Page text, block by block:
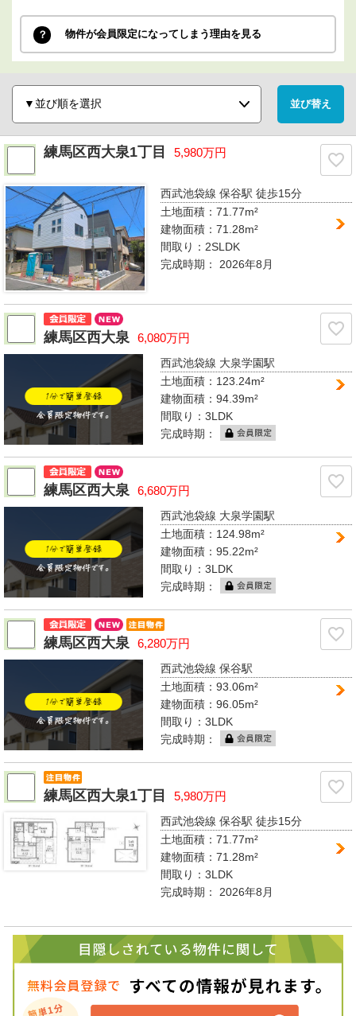
物件が会員限定になってしまう理由を見る
練馬区西大泉1丁目 5,980万円
西武池袋線 保谷駅徒歩15分
土地面積：71.77m²
建物面積：71.28m²
間取り： 2SLDK
完成時期： 2026年8月
練馬区西大泉 6,080万円
西武池袋線 大泉学園駅
土地面積：123.24m²
建物面積：94.39m²
間取り：3LDK
完成時期：
練馬区西大泉 6,680万円
西武池袋線 大泉学園駅
土地面積：124.98m²
建物面積：95.22m²
間取り：3LDK
完成時期：
練馬区西大泉 6,280万円
西武池袋線 保谷駅
土地面積：93.06m²
建物面積：96.05m²
間取り：3LDK
完成時期：
練馬区西大泉1丁目 5,980万円
西武池袋線 保谷駅徒歩15分
土地面積：71.77m²
建物面積：71.28m²
間取り：3LDK
完成時期： 2026年8月